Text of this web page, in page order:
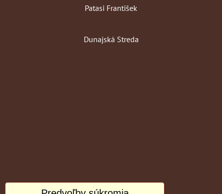
Patasi František
Dunajská Streda